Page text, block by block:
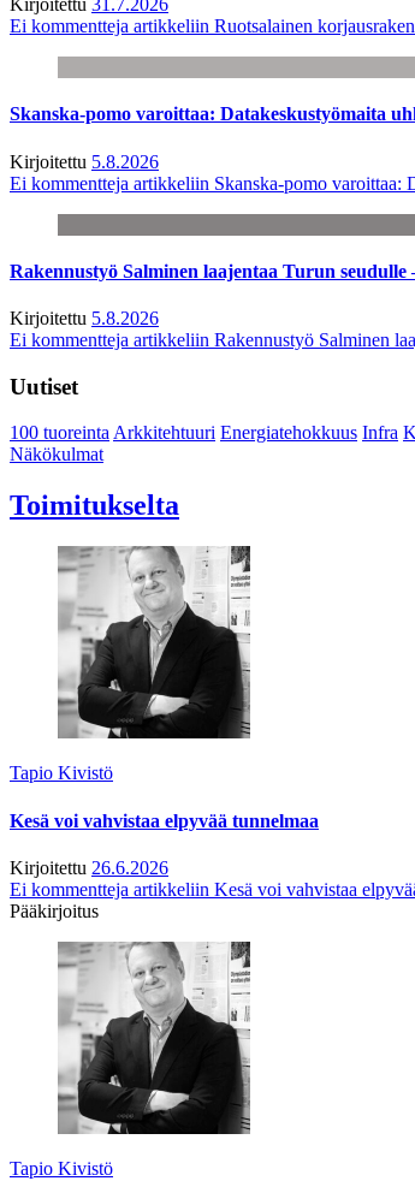
Kirjoitettu 31.7.2026
Ei kommentteja artikkeliin Ruotsalainen
Skanska-pomo varoittaa: Datakeskustyömaita
Kirjoitettu 5.8.2026
Ei kommentteja artikkeliin Skanska-pomo varoittaa:
Rakennustyö Salminen laajentaa Turun
Kirjoitettu 5.8.2026
Ei kommentteja artikkeliin Rakennustyö Salminen
Uutiset
100 tuoreintaArkkitehtuuri Energiatehokkuus Infra
Näkökulmat
Toimitukselta
Tapio Kivistö
Kesä voi vahvistaa elpyvää tunnelmaa
Kirjoitettu 26.6.2026
Ei kommentteja artikkeliin Kesä voi vahvistaa
Pääkirjoitus
Tapio Kivistö